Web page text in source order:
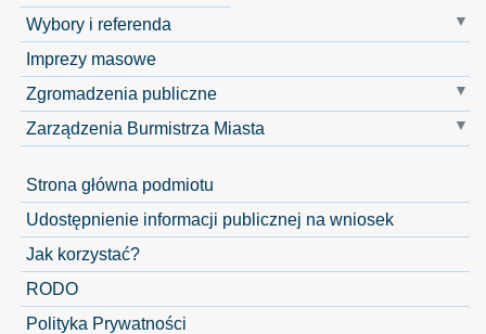
Wybory i referenda
Imprezy masowe
Zgromadzenia publiczne
Zarządzenia Burmistrza Miasta
Strona główna podmiotu
Udostępnienie informacji publicznej na wniosek
Jak korzystać?
RODO
Polityka Prywatności